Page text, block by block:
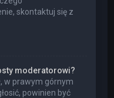
skontaktuj się z
moderatorowi?
w prawym górnym
powinien być